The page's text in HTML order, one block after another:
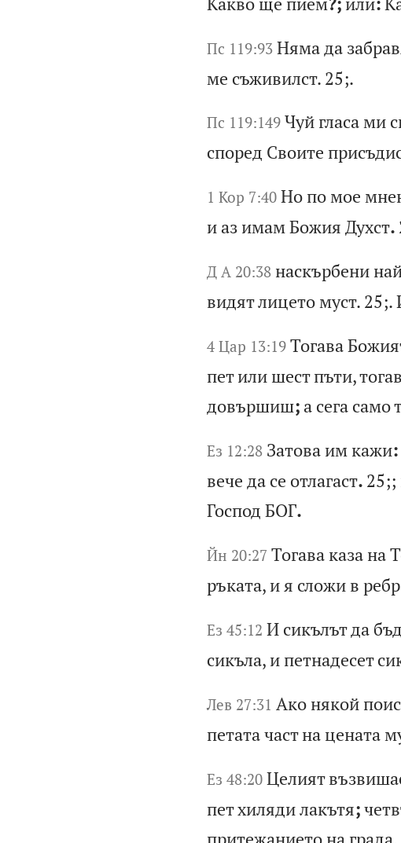
Пс 119:93 Нямада забрав
ме съживилст.25;.
Пс 119:149 Чуй гласамис
според Своите присъди
1 Кор 7:40 Нопомое мн
иаз имамБожия Духст.
Д А 20:38 наскърбенин
видятлицетомуст.25;.
4 Цар 13:19 ТогаваБожия
петили шестпъти,тогав
довършиш; а сегасамо
Ез 12:28 Затоваим кажи:
вече дасе отлагаст.25;;
Господ БОГ.
Йн 20:27 Тогаваказа наТ
ръката,ия сложив реб
Ез 45:12 И сикълътдабъд
сикъла,ипетнадесетси
Лев 27:31 Ако някой поис
петатачастна ценатам
Ез 48:20 Целиятвъзвиша
петхилядилакътя;четв